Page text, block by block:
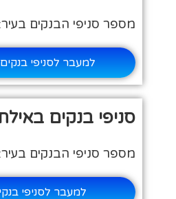
מספר סניפי הבנקים בעיר: 9
למעבר לסניפי
סניפי בנקים
מספר סניפי הבנקים בעיר: 8
למעבר לסניפי